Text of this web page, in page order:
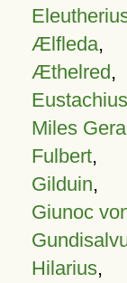
Ælfleda,
Æthelred,
Miles
Fulbert,
Gilduin,
Giunoc
Hilarius,